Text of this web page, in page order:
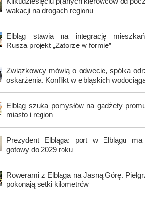
wakacji na drogach regionu
Elbląg stawia na integrację
Rusza projekt „Zatorze w formie”
Związkowcy mówią o odwecie, spółka
oskarżenia. Konflikt w elbląskich
Elbląg szuka pomysłów na gadżety
miasto i region
Prezydent Elbląga: port w Elblągu
gotowy do 2029 roku
Rowerami z Elbląga na Jasną Górę.
pokonają setki kilometrów